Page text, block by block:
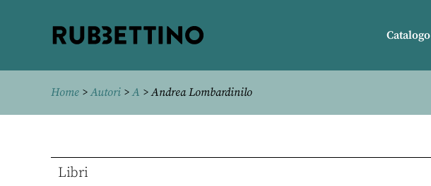
Catalogo
Home >Autori >A > Andrea Lombardinilo
Libri